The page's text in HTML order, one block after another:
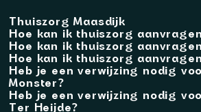
Thuiszorg Maasdijk
Hoe kan ik thuiszorg
Hoe kan ik thuiszorg
Hoe kan ik thuiszorg
Heb je een verwijzing nodig
Monster?
Heb je een verwijzing nodig
Ter Heijde?